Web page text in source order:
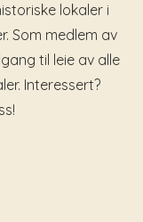
lokaler i
Som medlem av
til leie av alle
Interessert?